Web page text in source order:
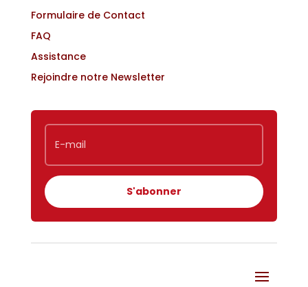
Formulaire de Contact
FAQ
Assistance
Rejoindre notre Newsletter
S'abonner